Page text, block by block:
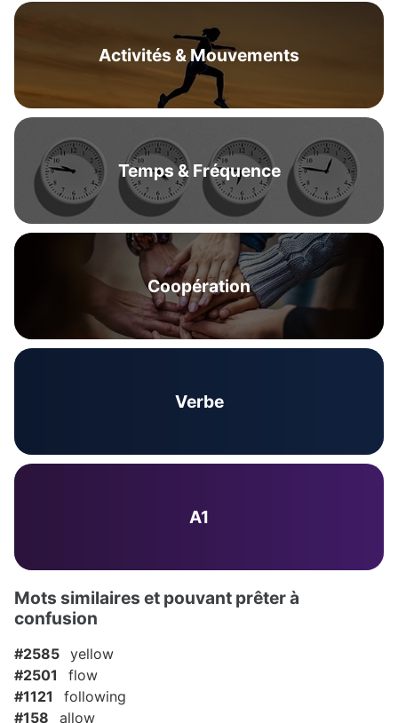
Activités & Mouvements
Temps & Fréquence
Coopération
Verbe
A1
Mots similaires et pouvant prêter à
confusion
#2585 yellow
#2501
flow
#1121
following
#158
allow